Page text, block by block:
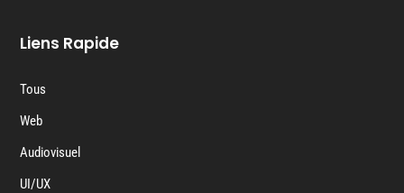
Liens Rapide
Tous
Web
Audiovisuel
UI/UX